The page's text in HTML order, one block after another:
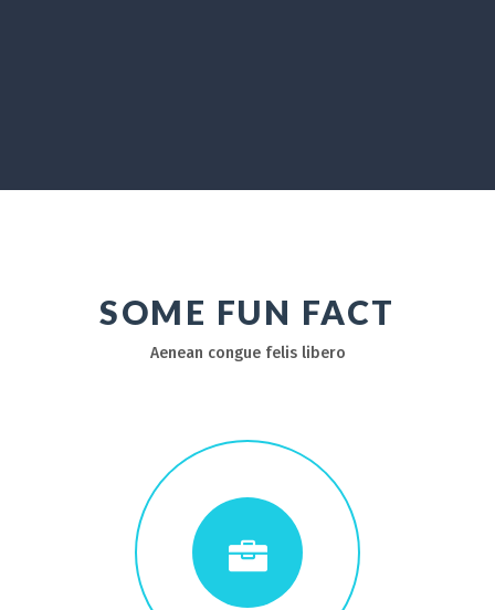
SOME FUN FACT
Aenean congue felis libero